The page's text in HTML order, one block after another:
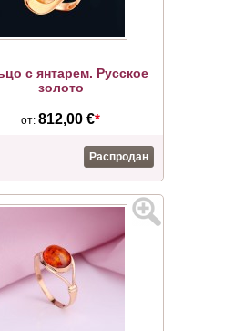
с янтарем. Русское
золото
от:812,00 €*
Распродан